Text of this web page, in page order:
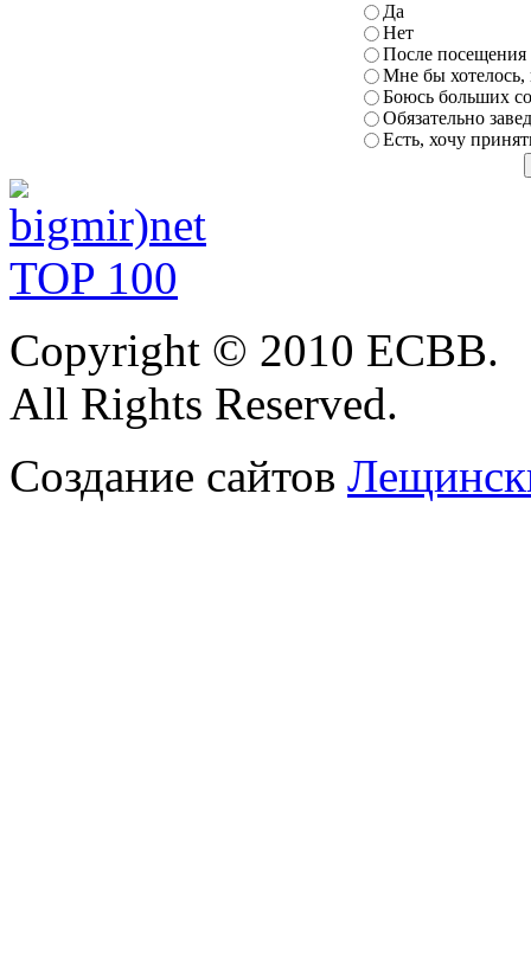
Да
Нет
После посещения
Мне бы
Боюсь больших
Обязательно
Есть, хочу
Copyright © 2010 ЕСВВ.
All Rights Reserved.
Создание сайтов